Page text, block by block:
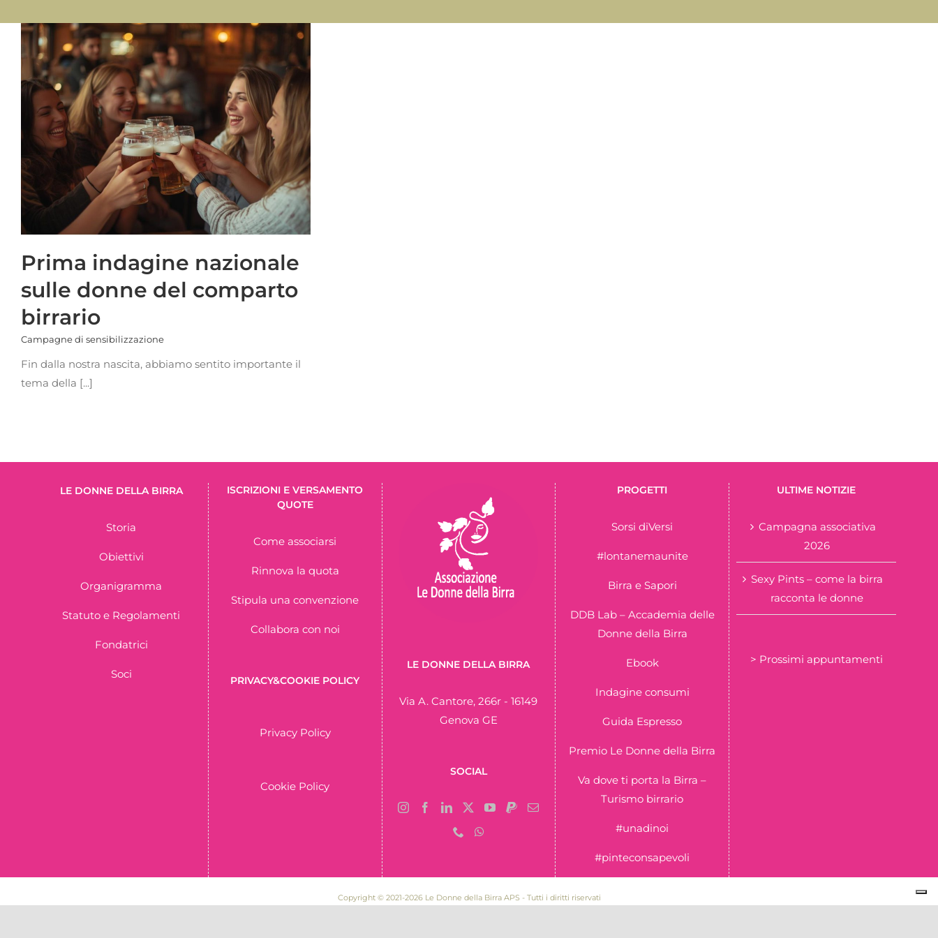
Prima indagine nazionale
sulle donne del comparto
birrario
Campagne di sensibilizzazione
Fin dalla nostra nascita, abbiamo sentito importante il
tema della [...]
LE DONNE DELLA BIRRA
Storia
Obiettivi
Organigramma
Statuto e Regolamenti
Fondatrici
Soci
ISCRIZIONI E VERSAMENTO
QUOTE
Come associarsi
Rinnova la quota
Stipula una convenzione
Collabora con noi
PRIVACY&COOKIE POLICY
Privacy Policy
Cookie Policy
LE DONNE DELLA BIRRA
Via A. Cantore, 266r - 16149
Genova GE
SOCIAL
PROGETTI
Sorsi diVersi
#lontanemaunite
Birra e Sapori
DDB Lab – Accademia delle
Donne della Birra
Ebook
Indagine consumi
Guida Espresso
Premio Le Donne della Birra
Va dove ti porta la Birra –
Turismo birrario
#unadinoi
#pinteconsapevoli
ULTIME NOTIZIE
Campagna associativa
2026
Sexy Pints – come la birra
racconta le donne
> Prossimi appuntamenti
Copyright © 2021-2026 Le Donne della Birra APS - Tutti i diritti riservati